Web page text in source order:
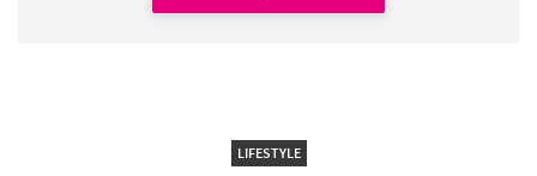
LIFESTYLE